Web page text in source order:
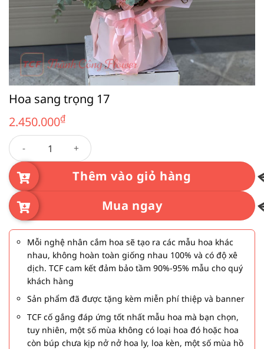
Hoa sang trọng 17
2.450.000₫
Hoa sang trọng 17 số lượng
Thêm vào giỏ hàng
Mua ngay
Mỗi nghệ nhân cắm hoa sẽ tạo ra các mẫu hoa khác
nhau, không hoàn toàn giống nhau 100% và có độ xê
dịch. TCF cam kết đảm bảo tầm 90%-95% mẫu cho quý
khách hàng
Sản phẩm đã được tặng kèm miễn phí thiệp và banner
TCF cố gắng đáp ứng tốt nhất mẫu hoa mà bạn chọn,
tuy nhiên, một số mùa không có loại hoa đó hoặc hoa
còn búp chưa kịp nở nở hoa ly, loa kèn, một số mùa hồ